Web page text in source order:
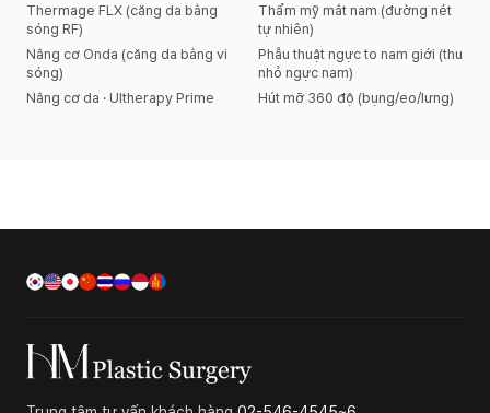
Thermage FLX (căng da bằng
sóng RF)
Nâng cơ Onda (căng da bằng vi
sóng)
Nâng cơ da · Ultherapy Prime
Thẩm mỹ mắt nam (đường nét
tự nhiên)
Phẫu thuật ngực to nam giới (thu
nhỏ ngực nam)
Hút mỡ 360 độ (bụng/eo/lưng)